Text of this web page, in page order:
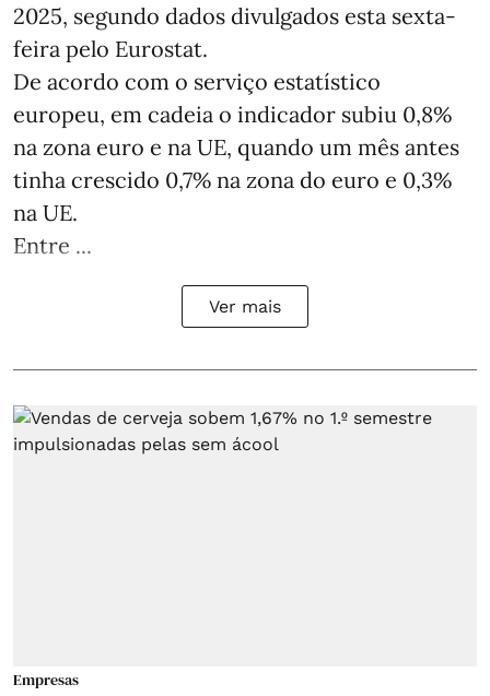
2025, segundo dados divulgados esta sexta-
feira pelo Eurostat.
De acordo com o serviço estatístico
europeu, em cadeia o indicador subiu 0,8%
na zona euro e na UE, quando um mês antes
tinha crescido 0,7% na zona do euro e 0,3%
na UE.
Entre ...
Ver mais
Empresas